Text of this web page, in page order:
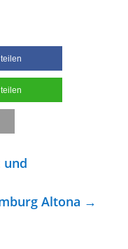
teilen
teilen
und
Altona →